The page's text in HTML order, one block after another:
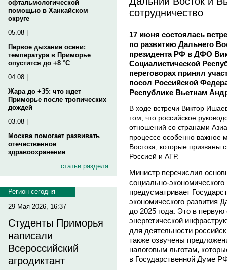
офтальмологической
помощью в Ханкайском
округе
05.08 |
Первое дыхание осени:
температура в Приморье
опустится до +8 °C
04.08 |
Жара до +35: что ждет
Приморье после тропических
дождей
03.08 |
Москва помогает развивать
отечественное
здравоохранение
статьи раздела
Регион сегодня
29 Мая 2026, 16:37
Студенты Приморья
написали
Всероссийский
агродиктант
сотрудничество
17 июня состоялась
по развитию Дальнего
президента РФ в ДФО
Социалистической
переговорах принял
посол Российской
Республике Вьетнам
В ходе встречи Виктор
том, что российское
отношений со странами
процессе особенно важное
Востока, которые призваны
Россией и АТР.
Министр перечислил
социально-
предусматривает
экономического развития
до 2025 года. Это в первую
энергетической
для деятельности
также озвучены
налоговым льготам,
в Государственной Думе